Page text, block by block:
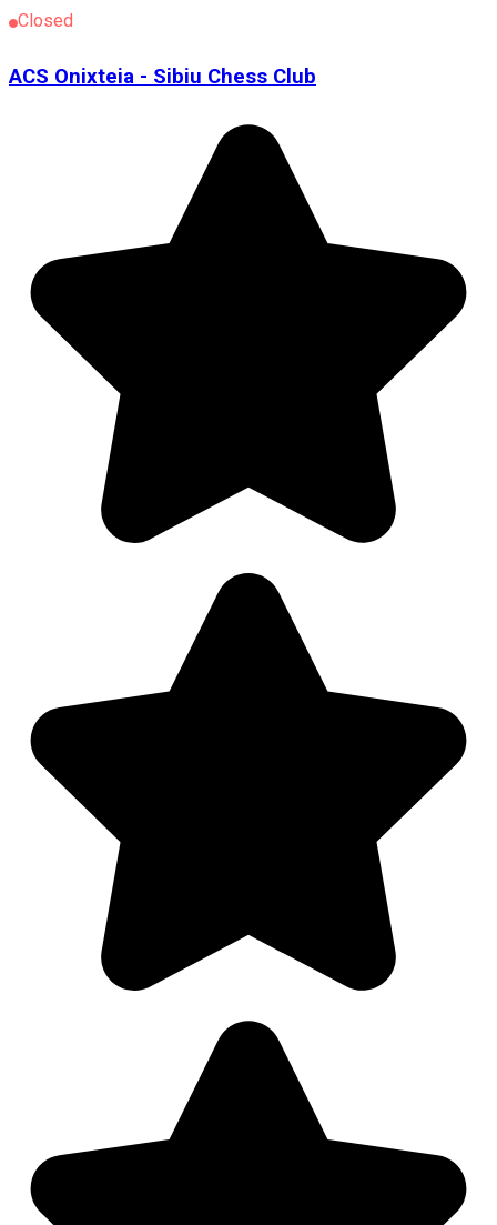
Closed
ACS Onixteia - Sibiu Chess Club